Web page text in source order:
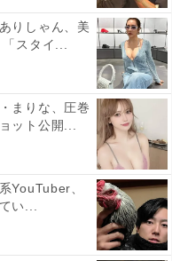
りしゃん、美
スタイ...
まりな、圧巻
ット公開...
YouTuber、
い...